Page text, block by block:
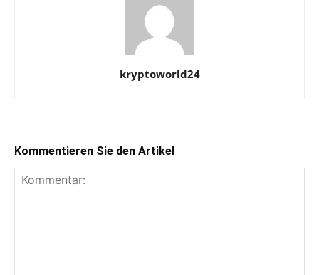
kryptoworld24
Kommentieren Sie den Artikel